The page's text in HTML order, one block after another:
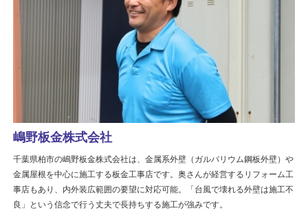
嶋野板金株式会社
千葉県柏市の嶋野板金株式会社は、金属系外壁（ガルバリウム鋼板外壁）や
金属屋根を中心に施工する板金工事店です。奥さんが経営するリフォーム工
事店もあり、内外装広範囲の要望に対応可能。「台風で壊れる外壁は施工不
良」という信念で行う丈夫で長持ちする施工が強みです。